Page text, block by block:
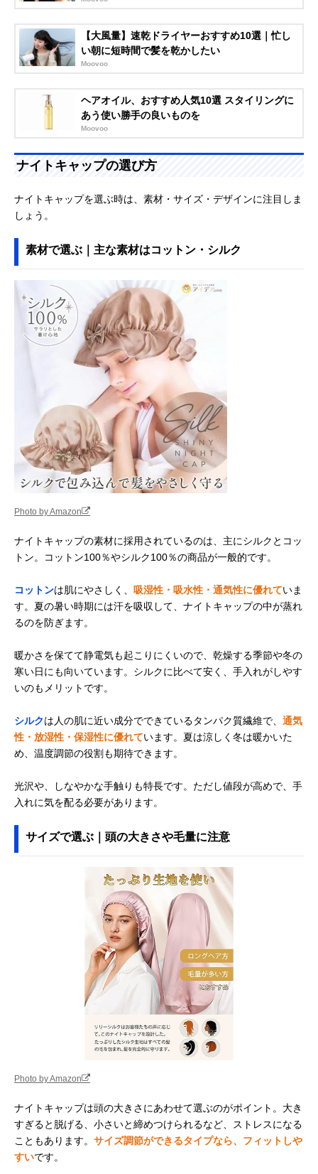
【大風量】速乾ドライヤーおすすめ10選｜忙し
い朝に短時間で髪を乾かしたい
Moovoo
ヘアオイル、おすすめ人気10選 スタイリングに
あう使い勝手の良いものを
Moovoo
ナイトキャップの選び方
ナイトキャップを選ぶ時は、素材・サイズ・デザインに注目しま
しょう。
素材で選ぶ｜主な素材はコットン・シルク
Photo by Amazon
ナイトキャップの素材に採用されているのは、主にシルクとコッ
トン。コットン100％やシルク100％の商品が一般的です。
コットンは肌にやさしく、 吸湿性・吸水性・通気性に優れていま
す。夏の暑い時期には汗を吸収して、ナイトキャップの中が蒸れ
るのを防ぎます。
暖かさを保てて静電気も起こりにくいので、乾燥する季節や冬の
寒い日にも向いています。シルクに比べて安く、手入れがしやす
いのもメリットです。
シルクは人の肌に近い成分でできているタンパク質繊維で、 通気
性・放湿性・保湿性に優れています。夏は涼しく冬は暖かいた
め、温度調節の役割も期待できます。
光沢や、しなやかな手触りも特長です。ただし値段が高めで、手
入れに気を配る必要があります。
サイズで選ぶ｜頭の大きさや毛量に注意
Photo by Amazon
ナイトキャップは頭の大きさにあわせて選ぶのがポイント。大き
すぎると脱げる、小さいと締めつけられるなど、ストレスになる
こともあります。 サイズ調節ができるタイプなら、フィットしや
すいです。